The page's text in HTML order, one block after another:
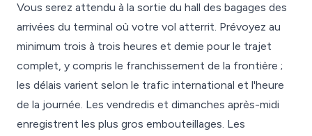
Vous serez attendu à la sortie du hall des bagages des
arrivées du terminal où votre vol atterrit. Prévoyez au
minimum trois à trois heures et demie pour le trajet
complet, y compris le franchissement de la frontière ;
les délais varient selon le trafic international et l'heure
de la journée. Les vendredis et dimanches après-midi
enregistrent les plus gros embouteillages. Les